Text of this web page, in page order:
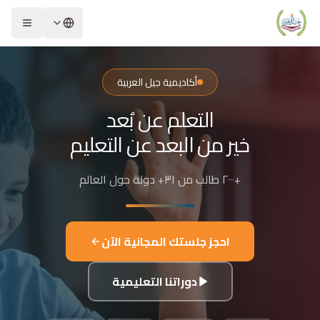
أكاديمية جيل العربية – Jeel Alarabiya Academy
أكاديمية جيل العربية هي منصة تعليمية عبر الإنترنت تأسست عام 2023، متخصصة في تعليم اللغة العربية وتجويد القرآن الكريم والتربية الإسلامية والعلوم للأطفال والبالغين من مختلف أنحاء العالم.
ما الذي تقدمه الأكاديمية؟
تعليم اللغة العربية للناطقين بها وغير الناطقين بها
تجويد وحفظ القرآن الكريم مع إجازات معتمدة
الدراسات الإسلامية والتربية الدينية
اللغة الإنجليزية والفرنسية
البرمجة وعلم الفلك والفنون
تفاصيل الدراسة
الفئات العمرية المستهدفة: من 4 سنوات حتى البالغين
شكل التعليم: مجموعات صغيرة 3-5 طلاب، أو حصص فردية
اللغات المستخدمة في التدريس: العربية، التركية، الإنجليزية، الفرنسية
الشريحة 2 من 4: التعلم عن بُعد خير من البعد عن التعليم
أكاديمية جيل العربية
التعلم عن بُعد
خير من البعد عن التعليم
+٢٠٠٠ طالب من ٣١+ دولة حول العالم
احجز جلستك المجانية الآن
دوراتنا التعليمية